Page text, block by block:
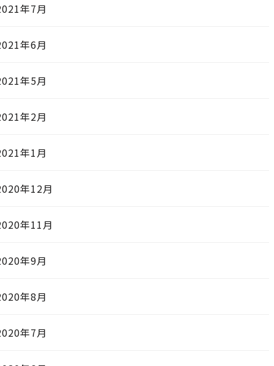
年7月
年6月
年5月
年2月
年1月
年12月
年11月
年9月
年8月
年7月